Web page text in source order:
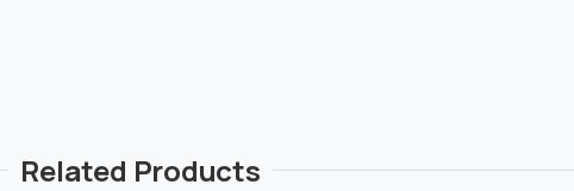
Related Products